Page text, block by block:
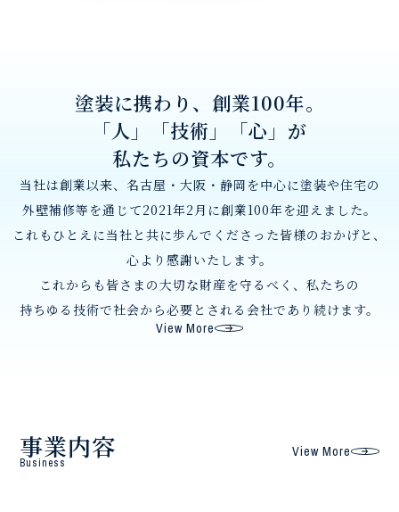
塗装に携わり、創業100年。
「人」「技術」「心」が
私たちの資本です。
当社は創業以来、 名古屋 ・大阪 ・静岡を中心に塗装や住宅の
外壁補修等を通じて2021年2月に創業100年を迎えました。
これもひとえに当社と共に歩んでくださった皆様の おかげと、
心より 感謝いたします。
これからも 皆さまの大切な財産を守るべく、 私たちの
持ちゆる技術で社会から必要とされる 会社で あり続けます。
View More
事業内容
Business
View More